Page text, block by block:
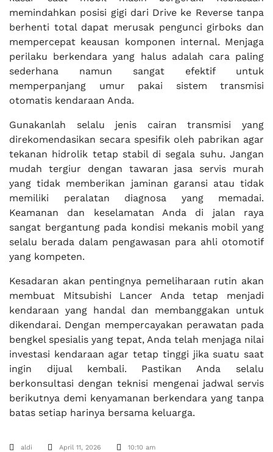
memindahkan posisi gigi dari Drive ke Reverse tanpa
berhenti total dapat merusak pengunci girboks dan
mempercepat keausan komponen internal. Menjaga
perilaku berkendara yang halus adalah cara paling
sederhana namun sangat efektif untuk
memperpanjang umur pakai sistem transmisi
otomatis kendaraan Anda.
Gunakanlah selalu jenis cairan transmisi yang
direkomendasikan secara spesifik oleh pabrikan agar
tekanan hidrolik tetap stabil di segala suhu. Jangan
mudah tergiur dengan tawaran jasa servis murah
yang tidak memberikan jaminan garansi atau tidak
memiliki peralatan diagnosa yang memadai.
Keamanan dan keselamatan Anda di jalan raya
sangat bergantung pada kondisi mekanis mobil yang
selalu berada dalam pengawasan para ahli otomotif
yang kompeten.
Kesadaran akan pentingnya pemeliharaan rutin akan
membuat Mitsubishi Lancer Anda tetap menjadi
kendaraan yang handal dan membanggakan untuk
dikendarai. Dengan mempercayakan perawatan pada
bengkel spesialis yang tepat, Anda telah menjaga nilai
investasi kendaraan agar tetap tinggi jika suatu saat
ingin dijual kembali. Pastikan Anda selalu
berkonsultasi dengan teknisi mengenai jadwal servis
berikutnya demi kenyamanan berkendara yang tanpa
batas setiap harinya bersama keluarga.
aldi April 11, 2026 10:10 am